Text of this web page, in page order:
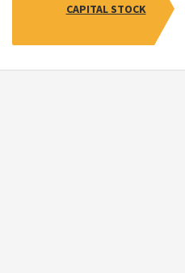
CAPITAL STOCK